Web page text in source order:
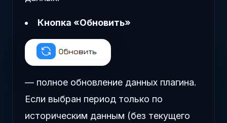
Кнопка «Обновить»
— полное обновление данных плагина.
Если выбран период только по
историческим данным (без текущего